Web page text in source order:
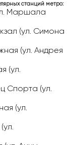
станций метро:
Маршала
(ул. Симона
(ул. Андрея
(ул.
Спорта (ул.
(ул.